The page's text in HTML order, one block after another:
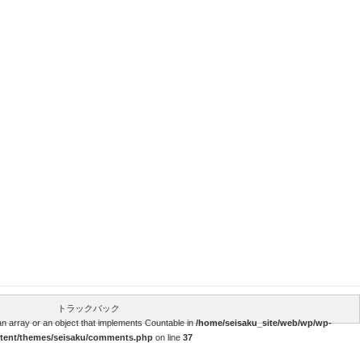
トラックバック
array or an object that implements Countable in/home/seisaku_site/web/wp/wp-
themes/seisaku/comments.php on line 37